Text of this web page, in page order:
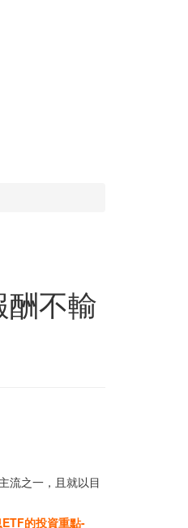
不輸
流之一，且就以目
的投資重點-